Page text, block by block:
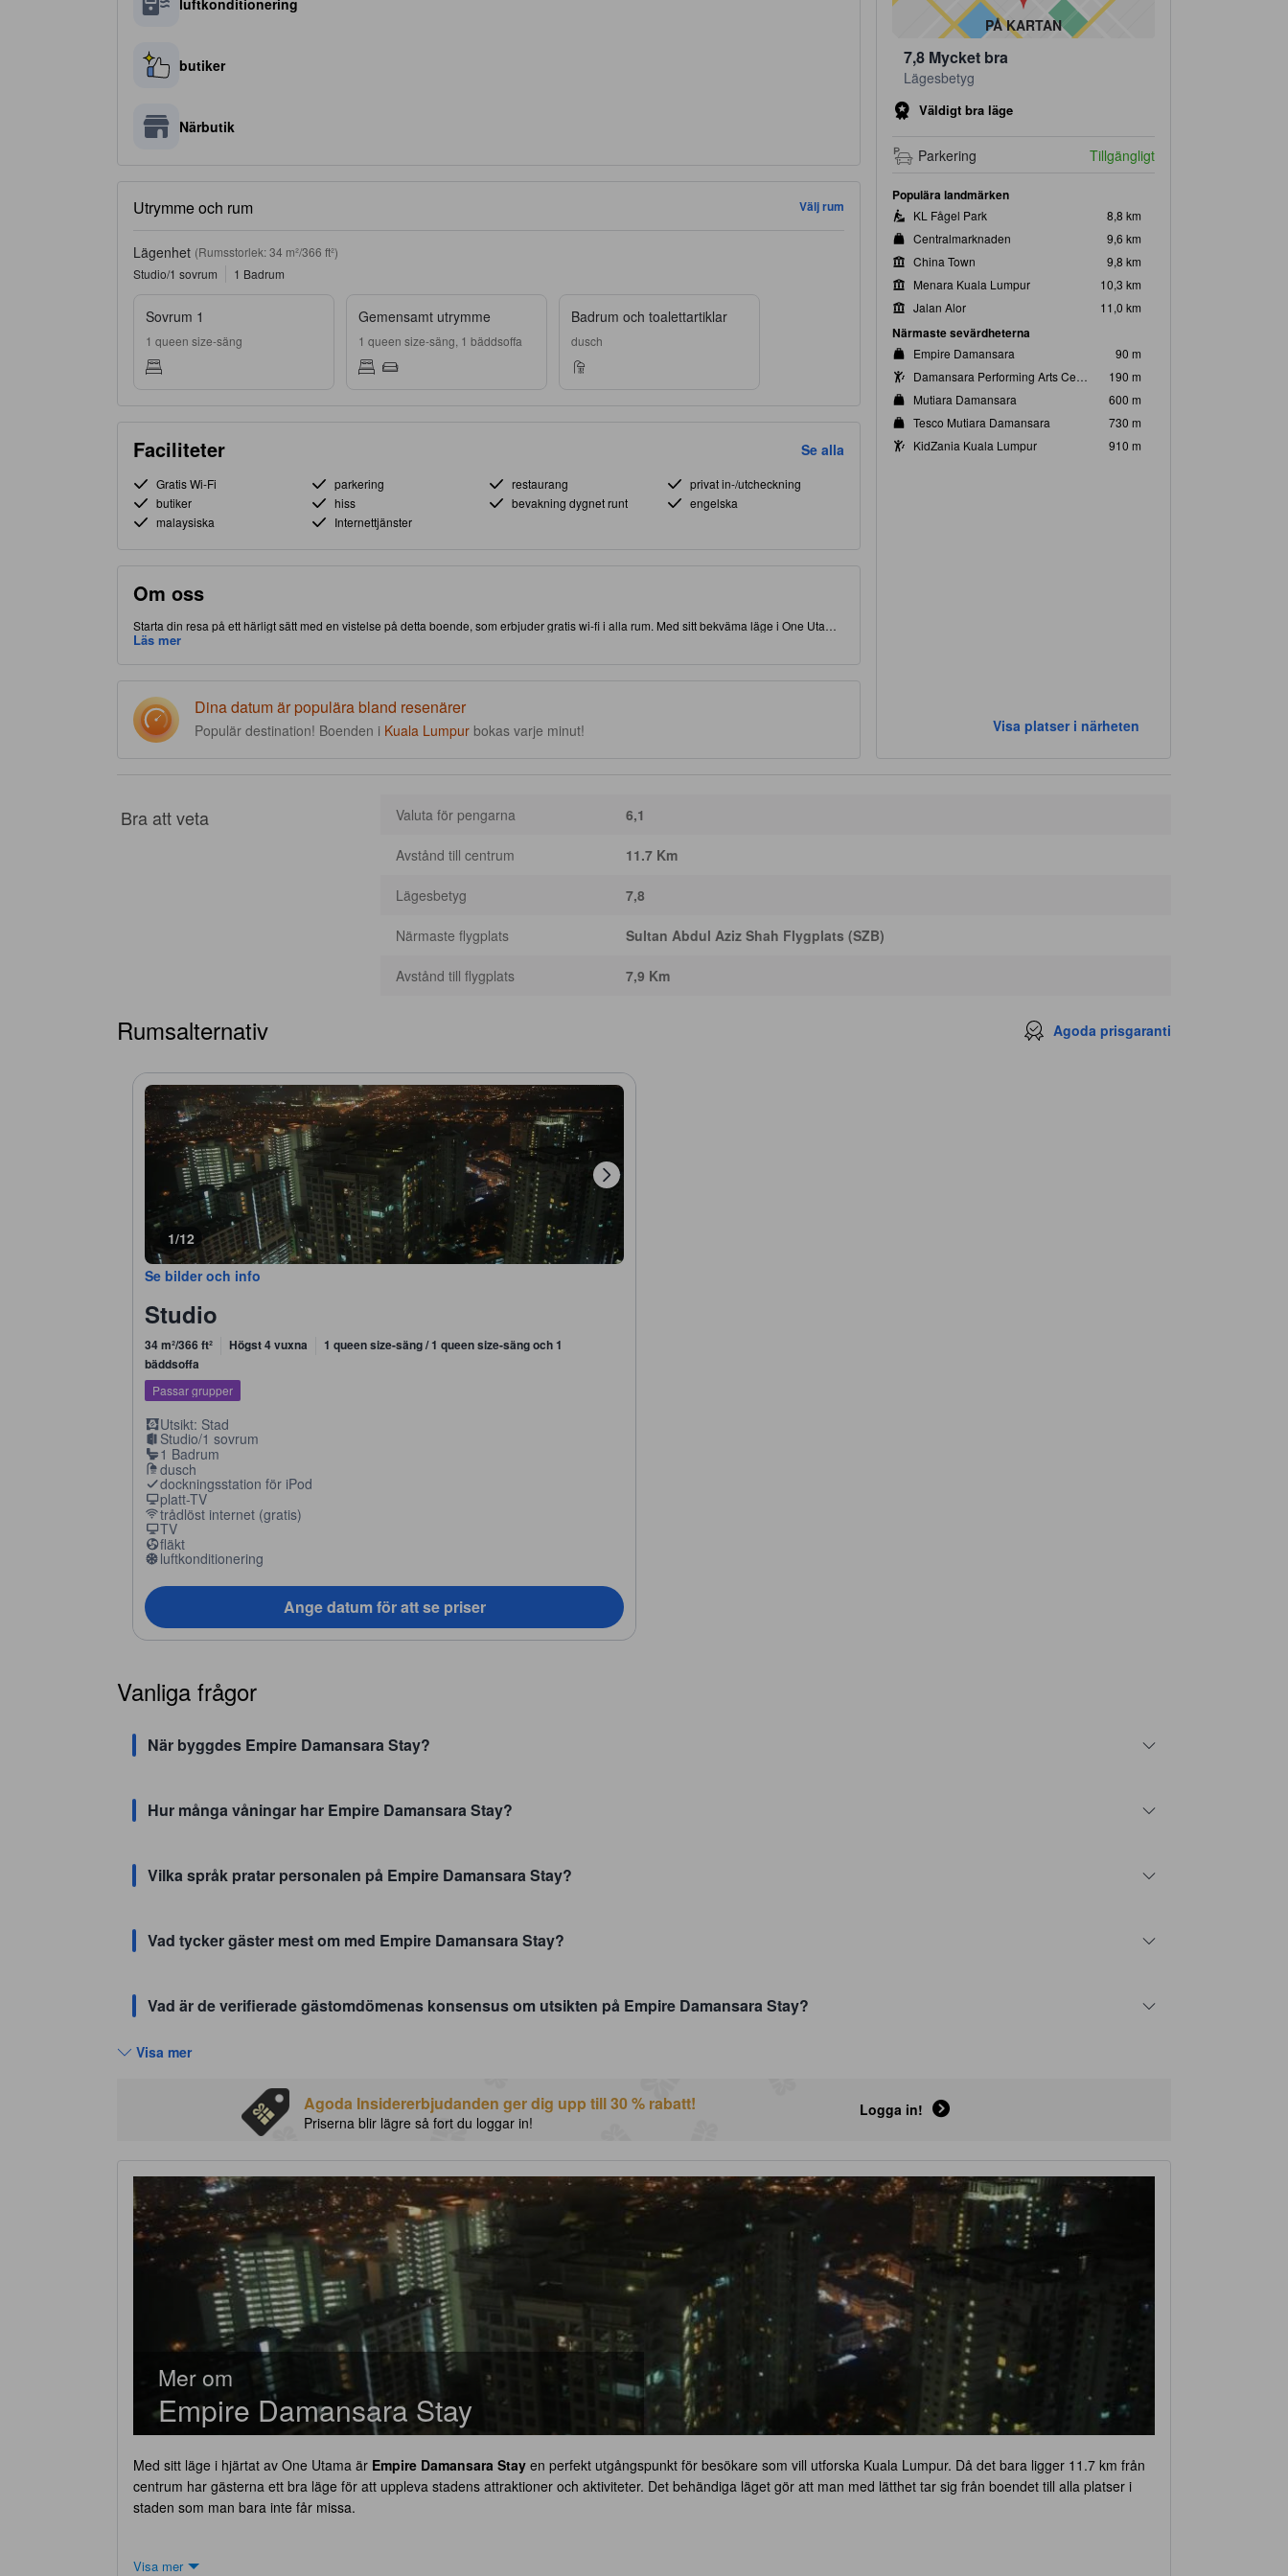
luftkonditionering
butiker
Närbutik
Utrymme och rum Välj rum
Lägenhet (Rumsstorlek: 34 m²/366 ft²)
Studio/1 sovrum
1 Badrum
Sovrum 1
1 queen size-säng
Gemensamt utrymme
1 queen size-säng, 1 bäddsoffa
Badrum och toalettartiklar
dusch
Faciliteter Se alla
Gratis Wi-Fi parkering restaurang
privat in-/utcheckning
butiker
hiss bevakning dygnet runt
engelska
malaysiska
Internettjänster
Om oss
Starta din resa på ett härligt sätt med en vistelse på detta boende, som erbjuder gratis wi-fi i alla rum. Med sitt bekväma läge i One Utama
/ Damansara-delen av Kuala Lumpur, gör detta boende att du har nära till både attraktioner och intressanta matställen. Som en ytterligare
Läs mer
Dina datum är populära bland resenärer
Populär destination! Boenden i Kuala Lumpur bokas varje minut!
PÅ KARTAN
7,8 Mycket bra
Lägesbetyg
Väldigt bra läge
Parkering Tillgängligt
Populära landmärken
KL Fågel Park
8,8 km
Centralmarknaden
9,6 km
China Town
9,8 km
Menara Kuala Lumpur
10,3 km
Jalan Alor
11,0 km
Närmaste sevärdheterna
Empire Damansara
90 m
Damansara Performing Arts Centre
190 m
Mutiara Damansara
600 m
Tesco Mutiara Damansara
730 m
KidZania Kuala Lumpur
910 m
Visa platser i närheten
Bra att veta Valuta för pengarna 6,1
Avstånd till centrum 11.7 Km
Lägesbetyg 7,8
Närmaste flygplats Sultan Abdul Aziz Shah Flygplats (SZB)
Avstånd till flygplats 7,9 Km
Rumsalternativ Agoda prisgaranti
1/12
Se bilder och info
Studio
34 m²/366 ft² Högst 4 vuxna
1 queen size-säng / 1 queen size-säng och 1
bäddsoffa
Passar grupper
Utsikt: Stad
Studio/1 sovrum
1 Badrum
dusch
dockningsstation för iPod
platt-TV
trådlöst internet (gratis)
TV
fläkt
luftkonditionering
Ange datum för att se priser
Vanliga frågor
När byggdes Empire Damansara Stay?
Hur många våningar har Empire Damansara Stay?
Vilka språk pratar personalen på Empire Damansara Stay?
Vad tycker gäster mest om med Empire Damansara Stay?
Vad är de verifierade gästomdömenas konsensus om utsikten på Empire Damansara Stay?
Visa mer
Agoda Insidererbjudanden ger dig upp till 30 % rabatt!
Priserna blir lägre så fort du loggar in!
Logga in!
Mer om
Empire Damansara Stay
Med sitt läge i hjärtat av One Utama är Empire Damansara Stay en perfekt utgångspunkt för besökare som vill utforska Kuala Lumpur. Då det bara ligger 11.7 km från
centrum har gästerna ett bra läge för att uppleva stadens attraktioner och aktiviteter. Det behändiga läget gör att man med lätthet tar sig från boendet till alla platser i
staden som man bara inte får missa.
gratis Wi-Fi i samtliga rum, restaurang, hiss, butiker.
Visa mer